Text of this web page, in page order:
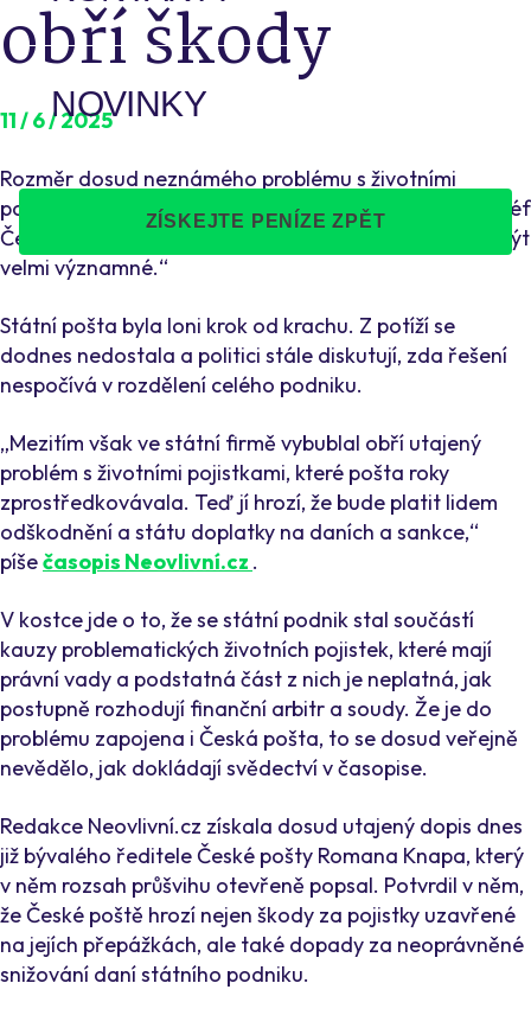
NOVINKY
ZÍSKEJTE PENÍZE ZPĚT
obří škody
11 / 6 / 2025
Rozměr dosud neznámého problému s životními
pojistkami otevřeně popsal v interním dopise bývalý šéf
České pošty Roman Knap: „Finanční dopady mohou být
velmi významné.“
Státní pošta byla loni krok od krachu. Z potíží se
dodnes nedostala a politici stále diskutují, zda řešení
nespočívá v rozdělení celého podniku.
„Mezitím však ve státní firmě vybublal obří utajený
problém s životními pojistkami, které pošta roky
zprostředkovávala. Teď jí hrozí, že bude platit lidem
odškodnění a státu doplatky na daních a sankce,“
píšečasopis Neovlivní.cz .
V kostce jde o to, že se státní podnik stal součástí
kauzy problematických životních pojistek, které mají
právní vady a podstatná část z nich je neplatná, jak
postupně rozhodují finanční arbitr a soudy. Že je do
problému zapojena i Česká pošta, to se dosud veřejně
nevědělo, jak dokládají svědectví v časopise.
Redakce Neovlivní.cz získala dosud utajený dopis dnes
již bývalého ředitele České pošty Romana Knapa, který
v něm rozsah průšvihu otevřeně popsal. Potvrdil v něm,
že České poště hrozí nejen škody za pojistky uzavřené
na jejích přepážkách, ale také dopady za neoprávněné
snižování daní státního podniku.